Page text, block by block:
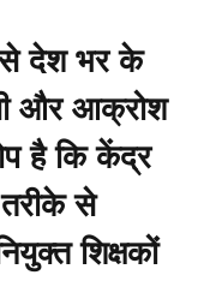
देश भर के
और आक्रोश
है कि केंद्र
से
शिक्षकों